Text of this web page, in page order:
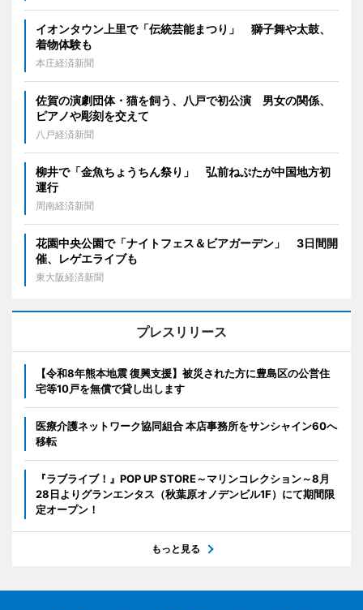
イオンタウン上里で「伝統芸能まつり」 獅子舞や太鼓、
着物体験も
本庄経済新聞
佐賀の演劇団体・猫を飼う、八戸で初公演 男女の関係、
ピアノや彫刻を交えて
八戸経済新聞
柳井で「金魚ちょうちん祭り」 弘前ねぷたが中国地方初
運行
周南経済新聞
花園中央公園で「ナイトフェス＆ビアガーデン」 3日間開
催、レゲエライブも
東大阪経済新聞
プレスリリース
【令和8年熊本地震 復興支援】被災された方に豊島区の公営住
宅等10戸を無償で貸し出します
医療介護ネットワーク協同組合 本店事務所をサンシャイン60へ
移転
『ラブライブ！』POP UP STORE～マリンコレクション～8月
28日よりグランエンタス（秋葉原オノデンビル1F）にて期間限
定オープン！
もっと見る